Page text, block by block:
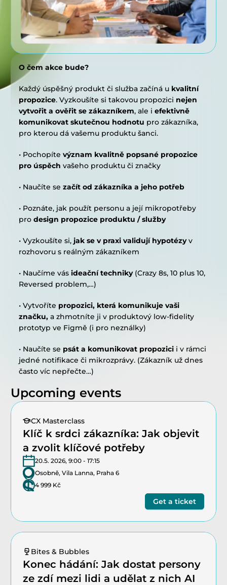
O čem akce bude?
Každý úspěšný produkt či služba začíná u kvalitní
propozice. Vyzkoušíte si takovou propozici nejen
vytvořit a ověřit se zákazníkem, ale i efektivně
komunikovat skutečnou hodnotu pro zákazníka,
pro kterou dá vašemu produktu šanci.
• Pochopíte význam kvalitně popsané propozice
pro úspěch vašeho produktu či značky
• Naučíte se začít od zákazníka a jeho potřeb
• Poznáte, jak použít personu a její mikropotřeby
pro design propozice produktu / služby
• Vyzkoušíte si, jak se v praxi validují hypotézy v
rozhovoru s reálným zákazníkem
• Naučíme vás ideační techniky (Crazy 8s, 10 plus 10,
Reversed problem,…)
• Vytvoříte propozici, která komunikuje vaši
značku, a zhmotníte ji v produktový low-fidelity
prototyp ve Figmě (i pro neználky)
• Naučíte se psát a komunikovat propozici i v rámci
jedné notifikace či mikrozprávy. (Zákazník už dnes
často víc nepřečte…)
Upcoming events
CX Masterclass
Klíč k srdci zákazníka: Jak objevit
a zvolit klíčové potřeby
20.5. 2026, 9:00 - 17:15
Osobně, Vila Lanna, Praha 6
4 999 Kč
Get a ticket
Bites & Bubbles
Konec hádání: Jak dostat persony
ze zdí mezi lidi a udělat z nich AI